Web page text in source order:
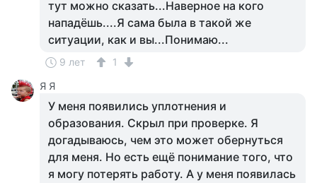
тут можно сказать...Наверное на кого
нападёшь....Я сама была в такой же
ситуации, как и вы...Понимаю...
9 лет
1
Я Я
У меня появились уплотнения и
образования. Скрыл при проверке. Я
догадываюсь, чем это может обернуться
для меня. Но есть ещё понимание того, что
я могу потерять работу. А у меня появилась